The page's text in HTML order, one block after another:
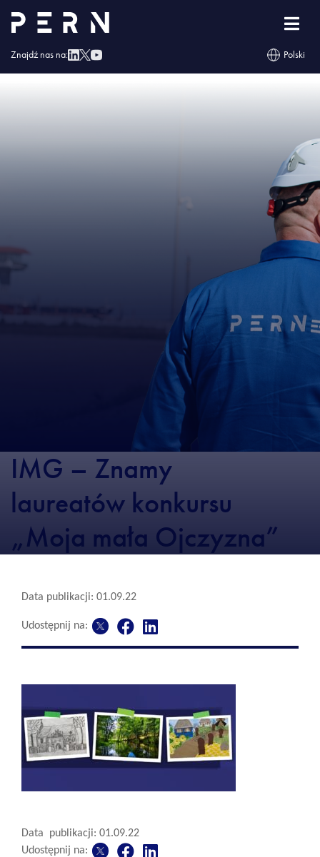
Znajdź nas na: Polski
Strona główna »Znamy laureatów konkursu „Moja mała Ojczyzna”
IMG –
IMG – Znamy
laureatów konkursu
„Moja mała Ojczyzna”
Data publikacji: 01.09.22
Udostępnij na:
Data publikacji: 01.09.22
Udostępnij na: